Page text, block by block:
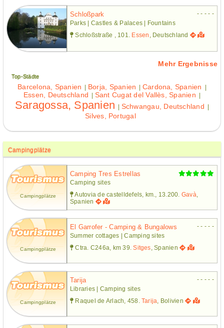
Schloßpark
- - - - -
Parks | Castles & Palaces | Fountains
Schloßstraße , 101. Essen , Deutschland
Mehr Ergebnisse
Top-Städte
Barcelona, Spanien | Borja, Spanien | Cardona, Spanien |
Essen, Deutschland | Sant Cugat del Vallès, Spanien |
Saragossa, Spanien | Schwangau, Deutschland |
Silves, Portugal
Campingplätze
Campingplätze
Camping Tres Estrellas
Camping sites
Autovia de castelldefels, km., 13.200. Gavà
Spanien
Campingplätze
El Garrofer - Camping & Bungalows
- - - - -
Summer cottages | Camping sites
Ctra. C246a, km 39.Sitges , Spanien
Campingplätze
Tarija
- - - - -
Libraries | Camping sites
Raquel de Arlach, 458.Tarija , Bolivien